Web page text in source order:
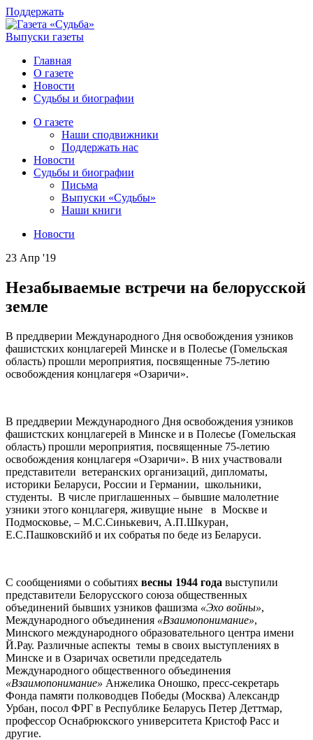
Поддержать
Выпуски газеты
Главная
О газете
Новости
Судьбы и биографии
О газете
Наши сподвижники
Поддержать нас
Новости
Судьбы и биографии
Письма
Выпуски «Судьбы»
Наши книги
Новости
23 Апр '19
Незабываемые встречи на белорусской
земле
В преддверии Международного Дня освобождения узников
фашистских концлагерей Минске и в Полесье (Гомельская
область) прошли мероприятия, посвященные 75-летию
освобождения концлагеря «Озаричи».
В преддверии Международного Дня освобождения узников
фашистских концлагерей в Минске и в Полесье (Гомельская
область) прошли мероприятия, посвященные 75-летию
освобождения концлагеря «Озаричи». В них участвовали
представители ветеранских организаций, дипломаты,
историки Беларуси, России и Германии, школьники,
студенты. В числе приглашенных – бывшие малолетние
узники этого концлагеря, живущие ныне в Москве и
Подмосковье, – М.С.Синькевич, А.П.Шкуран,
Е.С.Пашковскийб и их собратья по беде из Беларуси.
С сообщениями о событиях весны 1944 года выступили
представители Белорусского союза общественных
объединений бывших узников фашизма «Эхо войны»,
Международного объединения «Взаимопонимание»,
Минского международного образовательного центра имени
Й.Рау. Различные аспекты темы в своих выступлениях в
Минске и в Озаричах осветили председатель
Международного общественного объединения
«Взаимопонимание» Анжелика Оношко, пресс-секретарь
Фонда памяти полководцев Победы (Москва) Александр
Урбан, посол ФРГ в Республике Беларусь Петер Деттмар,
профессор Оснабрюкского университета Кристоф Расс и
другие.